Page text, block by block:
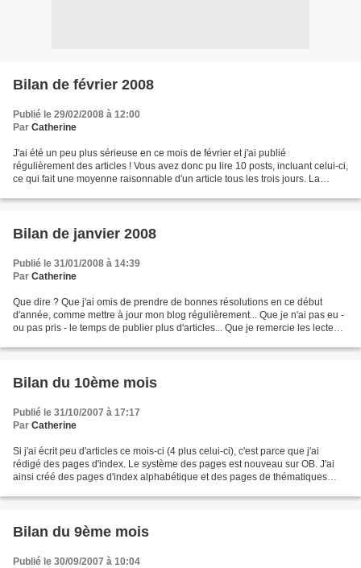
Bilan de février 2008
Publié le 29/02/2008 à 12:00
Par Catherine
J'ai été un peu plus sérieuse en ce mois de février et j'ai publié
régulièrement des articles ! Vous avez donc pu lire 10 posts, incluant celui-ci,
ce qui fait une moyenne raisonnable d'un article tous les trois jours. La
Bilan de janvier 2008
Publié le 31/01/2008 à 14:39
Par Catherine
Que dire ? Que j'ai omis de prendre de bonnes résolutions en ce début
d'année, comme mettre à jour mon blog régulièrement... Que je n'ai pas eu -
ou pas pris - le temps de publier plus d'articles... Que je remercie les lecteurs
Bilan du 10ème mois
Publié le 31/10/2007 à 17:17
Par Catherine
Si j'ai écrit peu d'articles ce mois-ci (4 plus celui-ci), c'est parce que j'ai
rédigé des pages d'index. Le système des pages est nouveau sur OB. J'ai
ainsi créé des pages d'index alphabétique et des pages de thématiques
Bilan du 9ème mois
Publié le 30/09/2007 à 10:04